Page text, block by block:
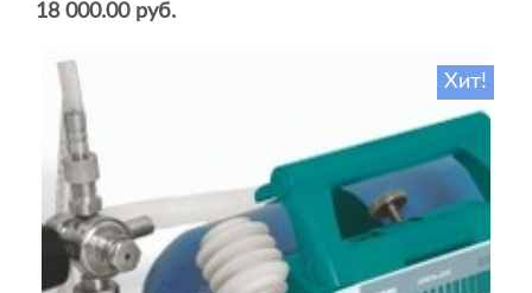
18 000.00 руб.
Хит!